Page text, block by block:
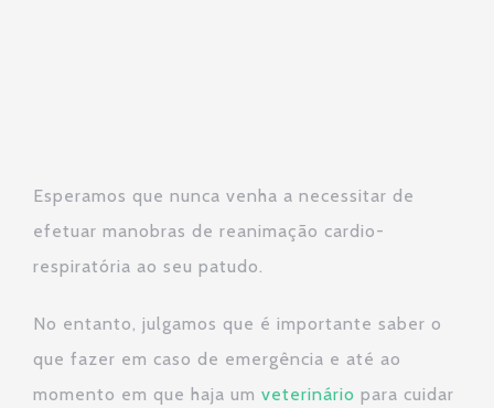
Esperamos que nunca venha a necessitar de
efetuar manobras de reanimação cardio-
respiratória ao seu patudo.
No entanto, julgamos que é importante saber o
que fazer em caso de emergência e até ao
momento em que haja um veterinário para cuidar